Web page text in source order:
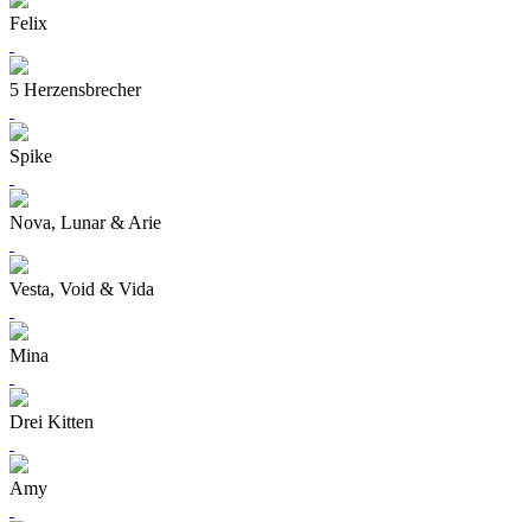
Felix
5 Herzensbrecher
Spike
Nova, Lunar & Arie
Vesta, Void & Vida
Mina
Drei Kitten
Amy